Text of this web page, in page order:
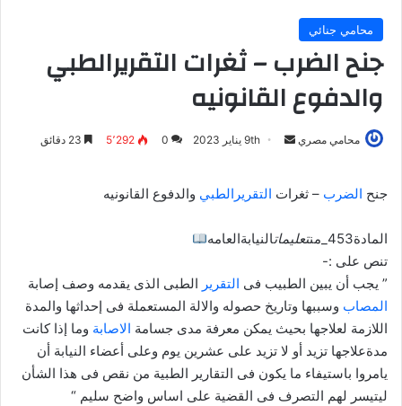
محامي جنائي
جنح الضرب – ثغرات التقريرالطبي
والدفوع القانونيه
محامي مصري
أرسل 9th يناير 2023 0 5٬292
جنح الضرب – ثغرات التقريرالطبي والدفوع القانونيه
المادة453_من تعليماتالنيابةالعامه
تنص على :-
” يجب أن يبين الطبيب فى التقرير الطبى الذى يقدمه وصف إصابة
المصاب وسببها وتاريخ حصوله والالة المستعملة فى إحداثها والمدة
اللازمة لعلاجها بحيث يمكن معرفة مدى جسامة الاصابة وما إذا كانت
مدةعلاجها تزيد أو لا تزيد على عشرين يوم وعلى أعضاء النيابة أن
يامروا باستيفاء ما يكون فى التقارير الطبية من نقص فى هذا الشأن
ليتيسر لهم التصرف فى القضية على اساس واضح سليم “